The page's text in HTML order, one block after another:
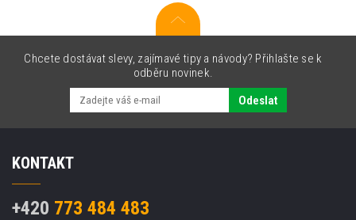
Chcete dostávat slevy, zajímavé tipy a návody? Přihlašte se k
odběru novinek.
Odeslat
KONTAKT
+420 773 484 483